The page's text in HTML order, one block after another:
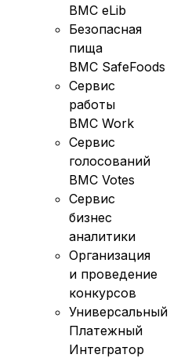
BMC eLib
Безопасная
пища
BMC SafeFoods
Сервис
работы
BMC Work
Сервис
голосований
BMC Votes
Сервис
бизнес
аналитики
Организация
и проведение
конкурсов
Универсальный
Платежный
Интегратор